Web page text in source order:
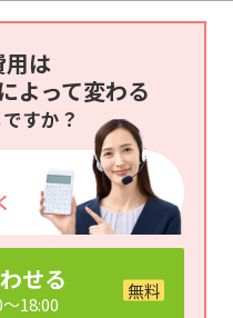
用は
よって変わる
すか？
せる
18:00